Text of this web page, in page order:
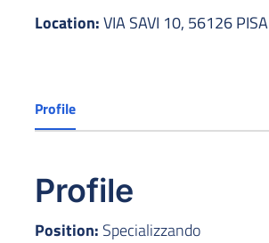
Location:VIA SAVI 10, 56126 PISA
Profile
Profile
Position: Specializzando